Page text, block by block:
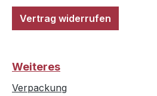
Vertrag widerrufen
Weiteres
Verpackung